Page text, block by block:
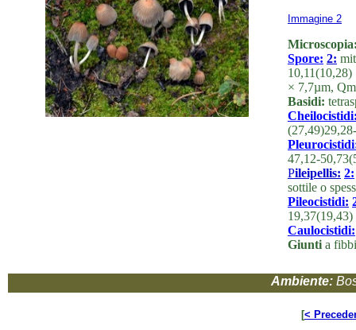
Immagine 2
Spore: 2:
× 7,7µm,
Basidi:
47,12-
Pileipellis: 2:
sottile o
Pileocistidi:
19,37(19,43)
Caulocistidi:
Giunti a
Ambiente:
[<